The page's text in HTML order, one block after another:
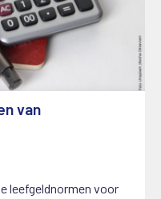
van
leefgeldnormen voor